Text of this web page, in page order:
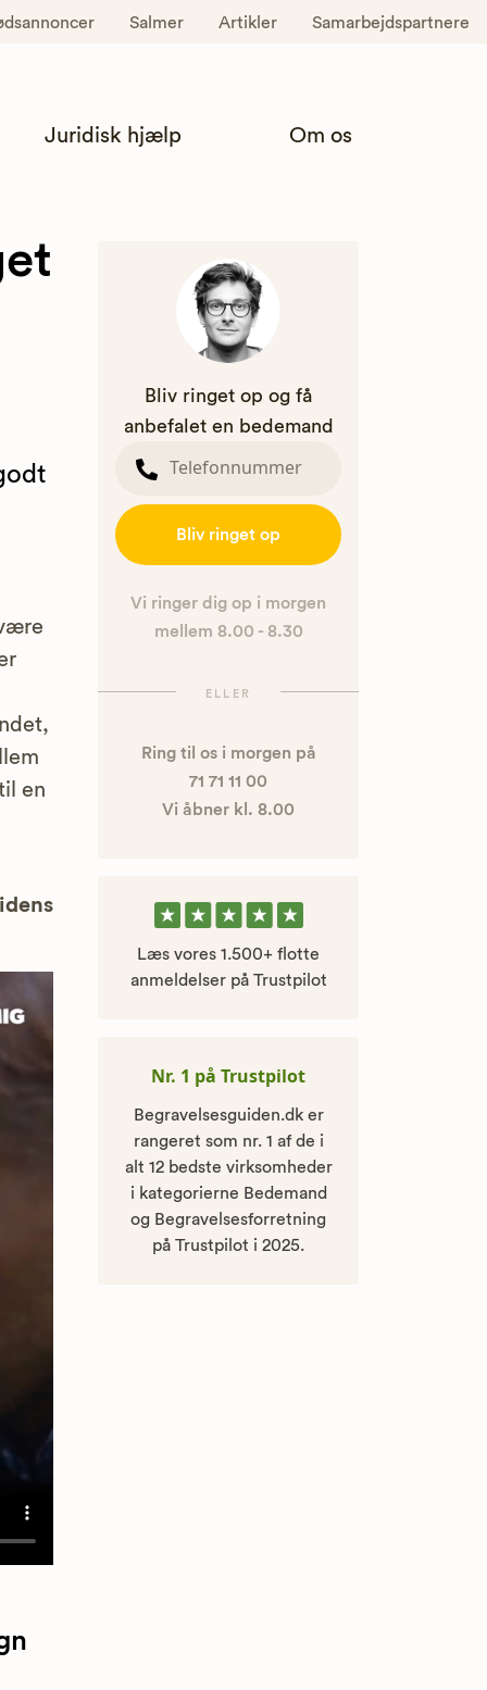
Salmer Artikler Samarbejdspartnere
Juridisk hjælp Om os
en
Bliv ringet op og få
anbefalet en bedemand
Bliv ringet op
Vi ringer dig op i morgen
mellem 8.00 - 8.30
ELLER
Ring til os i morgen på
71 71 11 00
Vi åbner kl. 8.00
Læs vores 1.500+ flotte
anmeldelser på Trustpilot
Nr. 1 på Trustpilot
Begravelsesguiden.dk er
rangeret som nr. 1 af de i
alt 12 bedste virksomheder
i kategorierne Bedemand
og Begravelsesforretning
på Trustpilot i 2025.